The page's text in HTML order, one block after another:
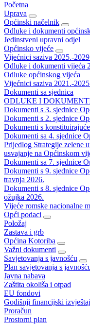
Početna
Uprava
Općinski načelnik
Odluke i dokumenti
Jedinstveni upravni odjel
Općinsko vijeće
Vijećnici saziva 2025.-
Odluke i dokumenti vijeća
Odluke općinskog vijeća
Vijećnici saziva 2021.-
Dokumenti sa sjednica
ODLUKE I
Dokumenti s 3. sjednice
Dokumenti s 2. sjednice
Dokumenti s
Dokumenti sa 4. sjednice
Prijedlog Strategije zelene
usvajanje na Općinskom
Dokumenti sa 7. sjednice
Dokumenti s 9. sjednice
travnja 2026.
Dokumenti s 8. sjednice
ožujka 2026.
Vijeće romske nacionalne
Opći podaci
Položaj
Zastava i grb
Općina Kotoriba
Važni dokumenti
Savjetovanja s javnošću
Plan savjetovanja s
Javna nabava
Zaštita okoliša i otpad
EU fondovi
Godišnji financijski
Proračun
Prostorni plan